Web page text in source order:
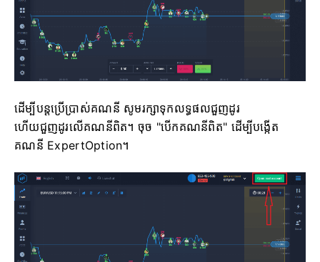
ដើម្បីបន្តប្រើប្រាស់គណនី សូមរក្សាទុកលទ្ធផលជួញដូរ
ហើយជួញដូរលើគណនីពិត។ ចុច "បើកគណនីពិត" ដើម្បីបង្កើត
គណនី ExpertOption។